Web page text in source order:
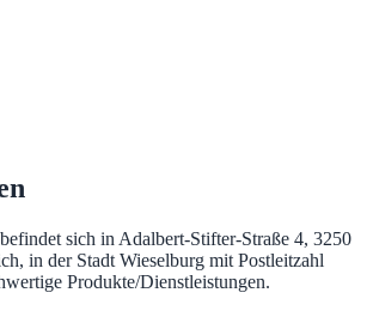
sich in Adalbert-Stifter-Straße 4, 3250
in der Stadt Wieselburg mit Postleitzahl
Produkte/Dienstleistungen.